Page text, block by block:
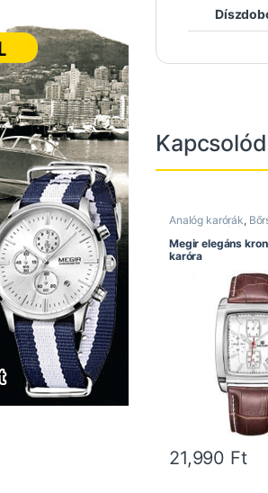
Analóg karórák,
Divatos karórák
Férfi karórák,
Megir óra
Megir elegáns
karóra
21,990 Ft